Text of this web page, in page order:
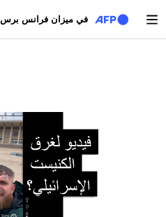
في ميزان فرانس برس
التبويبات الأساسية